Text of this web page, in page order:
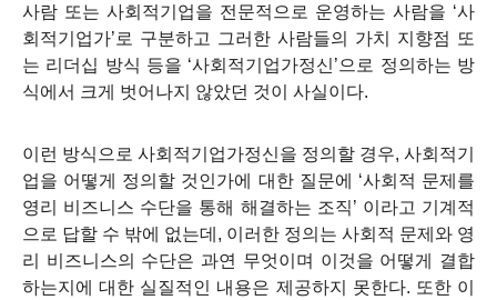
사람 또는 사회적기업을 전문적으로 운영하는 사람을 ‘사
회적기업가’로 구분하고 그러한 사람들의 가치 지향점 또
는 리더십 방식 등을 ‘사회적기업가정신’으로 정의하는 방
식에서 크게 벗어나지 않았던 것이 사실이다.
이런 방식으로 사회적기업가정신을 정의할 경우, 사회적기
업을 어떻게 정의할 것인가에 대한 질문에 ‘사회적 문제를
영리 비즈니스 수단을 통해 해결하는 조직’ 이라고 기계적
으로 답할 수 밖에 없는데, 이러한 정의는 사회적 문제와 영
리 비즈니스의 수단은 과연 무엇이며 이것을 어떻게 결합
하는지에 대한 실질적인 내용은 제공하지 못한다. 또한 이